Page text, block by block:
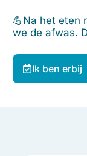
💪Na het eten
we de afwas.
Ik ben erbij